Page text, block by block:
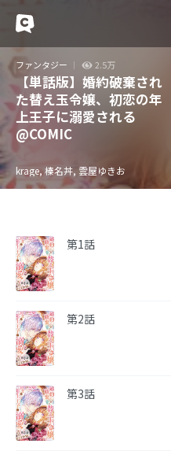
ファンタジー 2.5万
【単話版】婚約破棄され
た替え玉令嬢、初恋の年
上王子に溺愛される
@COMIC
krage, 榛名丼, 雲屋ゆきお
第1話
第2話
第3話